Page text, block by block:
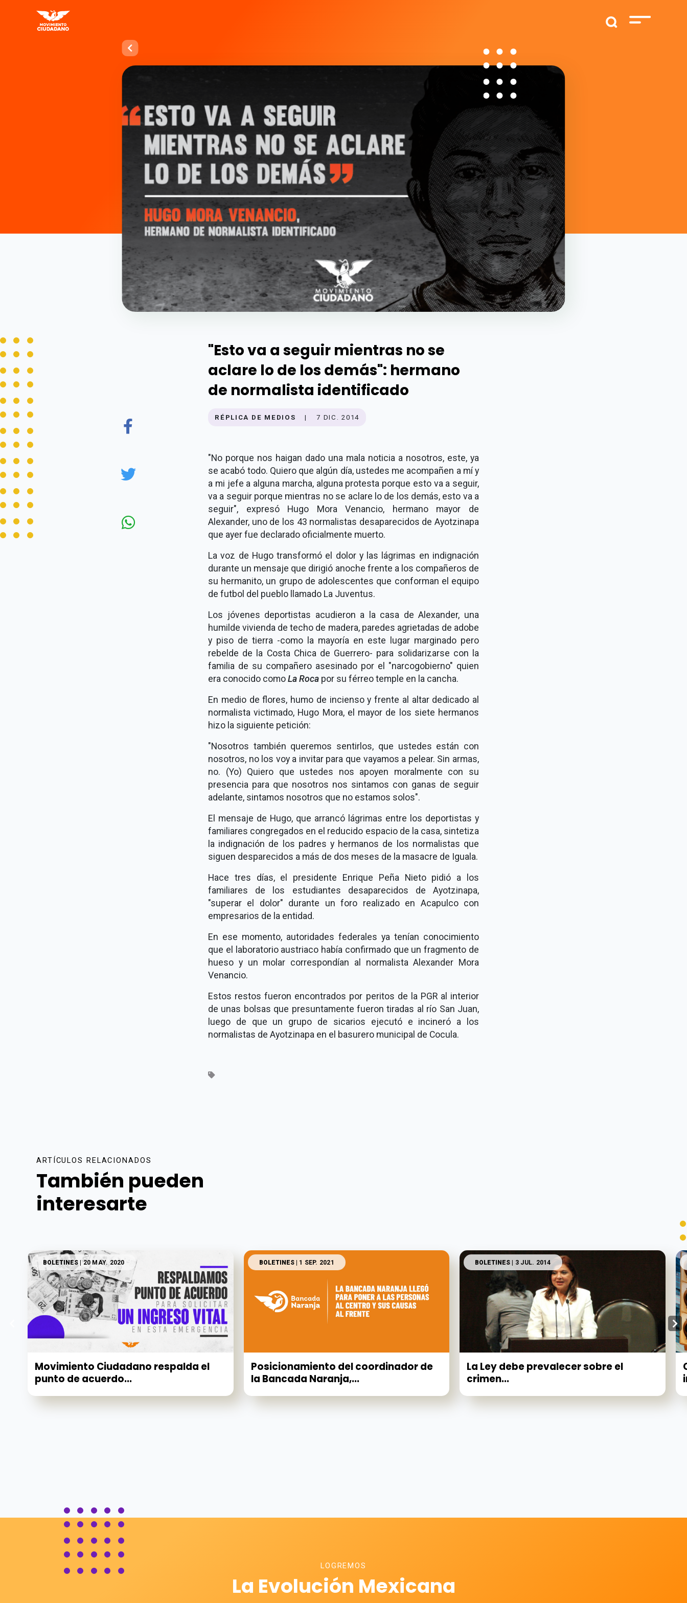
"Esto va a seguir mientras no se
aclare lo de los demás": hermano
de normalista identificado
RÉPLICA DE MEDIOS | 7 DIC. 2014
"No porque nos haigan dado una mala noticia a nosotros, este, ya
se acabó todo. Quiero que algún día, ustedes me acompañen a mí y
a mi jefe a alguna marcha, alguna protesta porque esto va a seguir,
va a seguir porque mientras no se aclare lo de los demás, esto va a
seguir", expresó Hugo Mora Venancio, hermano mayor de
Alexander, uno de los 43 normalistas desaparecidos de Ayotzinapa
que ayer fue declarado oficialmente muerto.
La voz de Hugo transformó el dolor y las lágrimas en indignación
durante un mensaje que dirigió anoche frente a los compañeros de
su hermanito, un grupo de adolescentes que conforman el equipo
de futbol del pueblo llamado La Juventus.
Los jóvenes deportistas acudieron a la casa de Alexander, una
humilde vivienda de techo de madera, paredes agrietadas de adobe
y piso de tierra -como la mayoría en este lugar marginado pero
rebelde de la Costa Chica de Guerrero- para solidarizarse con la
familia de su compañero asesinado por el "narcogobierno" quien
era conocido como La Roca por su férreo temple en la cancha.
En medio de flores, humo de incienso y frente al altar dedicado al
normalista victimado, Hugo Mora, el mayor de los siete hermanos
hizo la siguiente petición:
"Nosotros también queremos sentirlos, que ustedes están con
nosotros, no los voy a invitar para que vayamos a pelear. Sin armas,
no. (Yo) Quiero que ustedes nos apoyen moralmente con su
presencia para que nosotros nos sintamos con ganas de seguir
adelante, sintamos nosotros que no estamos solos".
El mensaje de Hugo, que arrancó lágrimas entre los deportistas y
familiares congregados en el reducido espacio de la casa, sintetiza
la indignación de los padres y hermanos de los normalistas que
siguen desparecidos a más de dos meses de la masacre de Iguala.
Hace tres días, el presidente Enrique Peña Nieto pidió a los
familiares de los estudiantes desaparecidos de Ayotzinapa,
"superar el dolor" durante un foro realizado en Acapulco con
empresarios de la entidad.
En ese momento, autoridades federales ya tenían conocimiento
que el laboratorio austriaco había confirmado que un fragmento de
hueso y un molar correspondían al normalista Alexander Mora
Venancio.
Estos restos fueron encontrados por peritos de la PGR al interior
de unas bolsas que presuntamente fueron tiradas al río San Juan,
luego de que un grupo de sicarios ejecutó e incineró a los
normalistas de Ayotzinapa en el basurero municipal de Cocula.
ARTÍCULOS RELACIONADOS
También pueden
interesarte
BOLETINES | 20 MAY. 2020
Movimiento Ciudadano respalda el
punto de acuerdo...
BOLETINES| 1 SEP. 2021
Posicionamiento del coordinador de
la Bancada Naranja,...
BOLETINES | 3 JUL. 2014
La Ley debe prevalecer sobre el
crimen...
LOGREMOS
La Evolución Mexicana